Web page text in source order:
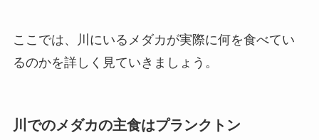
ここでは、川にいるメダカが実際に何を食べてい
るのかを詳しく見ていきましょう。
川でのメダカの主食はプランクトン